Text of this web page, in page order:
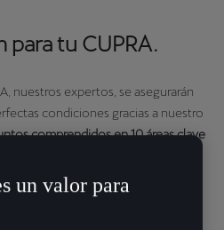
para tu CUPRA.
nuestros expertos, se asegurarán
condiciones gracias a nuestro
comprendidos en 10 áreas clave
un valor para